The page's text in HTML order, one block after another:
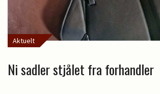
Aktuelt
Ni sadler stjålet fra forhandler